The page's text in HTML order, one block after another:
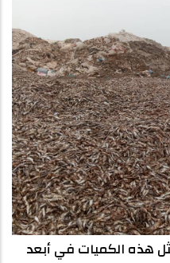
هذه الكميات في أبعد